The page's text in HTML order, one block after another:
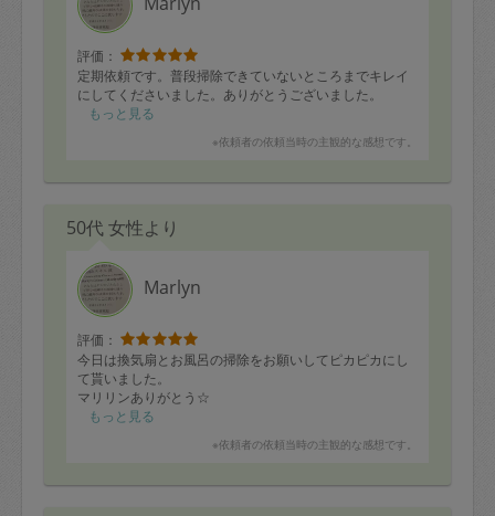
評価：
定期依頼です。普段掃除できていないところまでキレイ
にしてくださいました。ありがとうございました。
もっと見る
※依頼者の依頼当時の主観的な感想です。
50代 女性より
Marlyn
評価：
今日は換気扇とお風呂の掃除をお願いしてピカピカにし
て貰いました。
マリリンありがとう☆
もっと見る
※依頼者の依頼当時の主観的な感想です。